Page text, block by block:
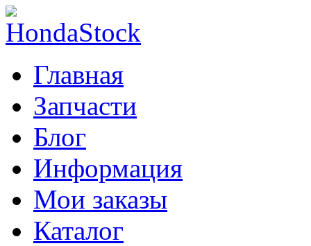
Главная
Запчасти
Блог
Информация
Мои заказы
Каталог